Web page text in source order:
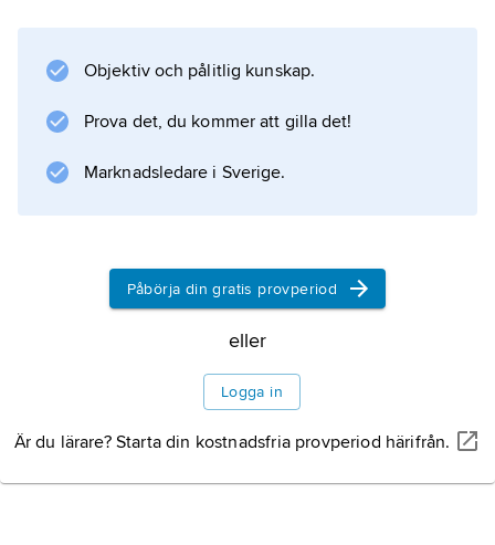
Information om artikeln
Objektiv och pålitlig kunskap.
Prova det, du kommer att gilla det!
Marknadsledare i Sverige.
Påbörja din gratis provperiod
eller
Logga in
Är du lärare? Starta din kostnadsfria provperiod härifrån.